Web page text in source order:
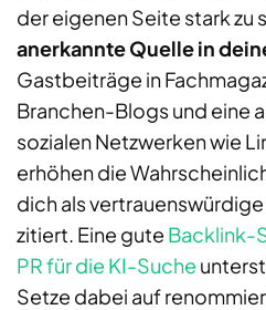
der eigenen Seite stark zu
anerkannte Quelle in
Gastbeiträge in
Branchen-Blogs und eine
sozialen Netzwerken wie
erhöhen die
dich als
zitiert. Eine gute Backlink-
PR für die KI-Suche
Setze dabei auf